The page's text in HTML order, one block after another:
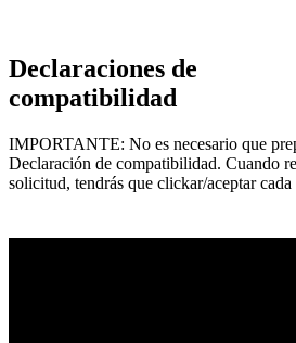
Declaraciones de
compatibilidad
IMPORTANTE: No es necesario que
Declaración de compatibilidad. Cuando
solicitud, tendrás que clickar/aceptar cada